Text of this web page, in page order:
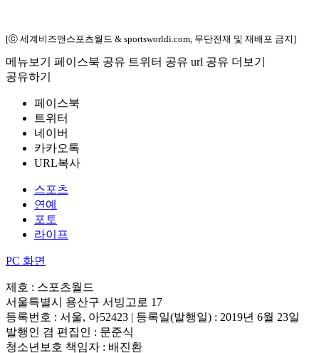
[ⓒ 세계비즈앤스포츠월드 & sportsworldi.com, 무단전재 및 재배포 금지]
메뉴보기 페이스북 공유 트위터 공유 url 공유 더보기
공유하기
페이스북
트위터
네이버
카카오톡
URL복사
스포츠
연예
포토
라이프
PC 화면
제호 : 스포츠월드
서울특별시 용산구 서빙고로 17
등록번호 : 서울, 아52423 | 등록일(발행일) : 2019년 6월 23일
발행인 겸 편집인 : 문준식
청소년보호 책임자 : 배진환